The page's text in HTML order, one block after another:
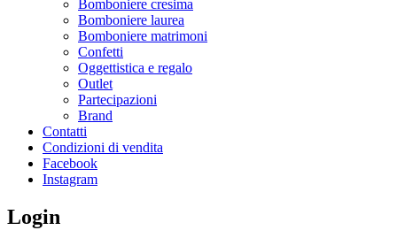
Bomboniere cresima
Bomboniere laurea
Bomboniere matrimoni
Confetti
Oggettistica e regalo
Outlet
Partecipazioni
Brand
Contatti
Condizioni di vendita
Facebook
Instagram
Login